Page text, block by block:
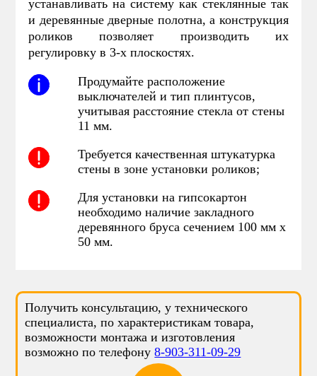
устанавливать на систему как стеклянные так
и деревянные дверные полотна, а конструкция
роликов позволяет производить их
регулировку в 3-х плоскостях.
Продумайте расположение
выключателей и тип плинтусов,
учитывая расстояние стекла от стены
11 мм.
Требуется качественная штукатурка
стены в зоне установки роликов;
Для установки на гипсокартон
необходимо наличие закладного
деревянного бруса сечением 100 мм х
50 мм.
Получить консультацию, у технического
специалиста, по характеристикам товара,
возможности монтажа и изготовления
возможно по телефону8-903-311-09-29